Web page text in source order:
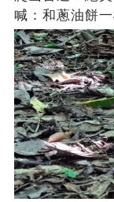
喊：和蔥油餅